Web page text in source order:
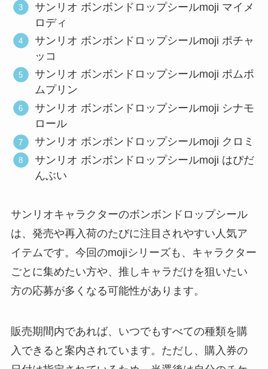
サンリオ ボンボンドロップシールmoji マイメ
ロディ
サンリオ ボンボンドロップシールmoji ポチャ
ッコ
サンリオ ボンボンドロップシールmoji ポムポ
ムプリン
サンリオ ボンボンドロップシールmoji シナモ
ロール
サンリオ ボンボンドロップシールmoji クロミ
サンリオ ボンボンドロップシールmoji はぴだ
んぶい
サンリオキャラクターのボンボンドロップシール
は、発売や再入荷のたびに注目されやすい人気ア
イテムです。今回のmojiシリーズも、キャラクター
ごとに集めたい方や、推しキャラだけを狙いたい
方の応募が多くなる可能性があります。
販売期間内であれば、いつでもすべての種類を購
入できると案内されています。ただし、購入券の